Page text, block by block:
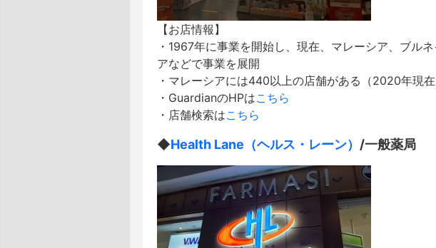
【お店情報】
・1967年に事業を開始し、現在、マレーシア、ブル
アなどで事業を展開
・マレーシアには440以上の店舗がある（2020年現在
・GuardianのHPはこちら
・店舗検索はこちら
◆Health Lane（ヘルス・レーン） /一般薬局